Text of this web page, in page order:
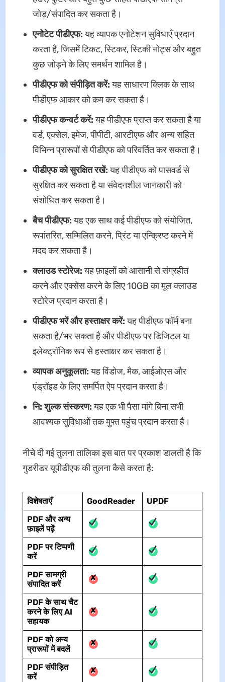
जोड़/संपादित कर सकता है।
एनोटेट पीडीएफ:यह व्यापक एनोटेशन सुविधाएँ प्रदान
करता है, जिसमें टिकट, स्टिकर, स्टिकी नोट्स और बहुत
कुछ जोड़ने के लिए समर्थन शामिल है।
पीडीएफ को संपीड़ित करें:यह साधारण क्लिक के साथ
पीडीएफ आकार को कम कर सकता है।
पीडीएफ कन्वर्ट करें:यह पीडीएफ प्राप्त कर सकता है या
वर्ड, एक्सेल, इमेज, पीपीटी, आरटीएफ और अन्य सहित
विभिन्न प्रारूपों से पीडीएफ को परिवर्तित कर सकता है।
पीडीएफ को सुरक्षित रखें:यह पीडीएफ को पासवर्ड से
सुरक्षित कर सकता है या संवेदनशील जानकारी को
संशोधित कर सकता है।
बैच पीडीएफ:यह एक साथ कई पीडीएफ को संयोजित,
रूपांतरित, सम्मिलित करने, प्रिंट या एन्क्रिप्ट करने में
मदद कर सकता है।
क्लाउड स्टोरेज:यह फ़ाइलों को आसानी से संग्रहीत
करने और एक्सेस करने के लिए 10GB का मूल क्लाउड
स्टोरेज प्रदान करता है।
पीडीएफ भरें और हस्ताक्षर करें:यह पीडीएफ फॉर्म बना
सकता है/भर सकता है और पीडीएफ पर डिजिटल या
इलेक्ट्रॉनिक रूप से हस्ताक्षर कर सकता है।
व्यापक अनुकूलता:यह विंडोज, मैक, आईओएस और
एंड्रॉइड के लिए समर्पित ऐप प्रदान करता है।
नि: शुल्क संस्करण:यह एक भी पैसा मांगे बिना सभी
आवश्यक सुविधाओं तक मुफ्त पहुंच प्रदान करता है।
नीचे दी गई तुलना तालिका इस बात पर प्रकाश डालती है कि
गुडरीडर यूपीडीएफ की तुलना कैसे करता है:
विशेषताएँ GoodReader
UPDF
PDF और अन्य
फ़ाइलें पढ़ें
PDF पर टिप्पणी
करें
PDF सामग्री
संपादित करें
✘
PDF के साथ चैट
करने के लिए AI
सहायक
✘
PDF को अन्य
प्रारूपों में बदलें
✘
PDF संपीड़ित
करें
✘